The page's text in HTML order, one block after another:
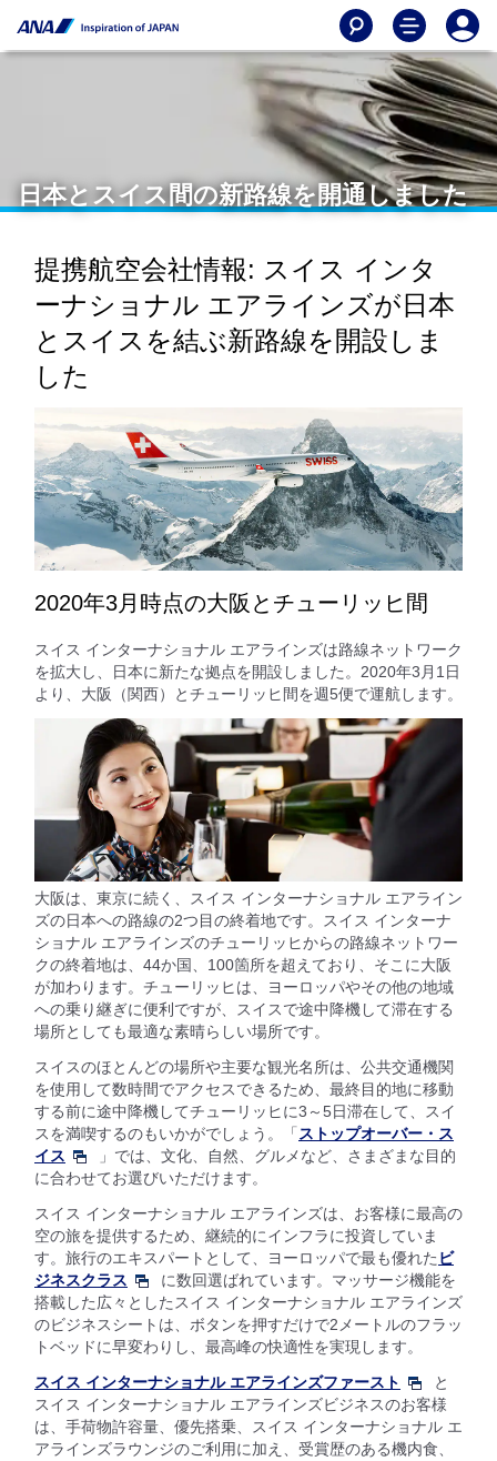
日本とスイス間の新路線を開通しました
提携航空会社情報: スイス インタ
ーナショナル エアラインズが日本
とスイスを結ぶ新路線を開設しま
した
2020年3月時点の大阪とチューリッヒ間
スイス インターナショナル エアラインズは路線ネットワーク
を拡大し、日本に新たな拠点を開設しました。2020年3月1日
より、大阪（関西）とチューリッヒ間を週5便で運航します。
大阪は、東京に続く、スイス インターナショナル エアライン
ズの日本への路線の2つ目の終着地です。スイス インターナ
ショナル エアラインズのチューリッヒからの路線ネットワー
クの終着地は、44か国、100箇所を超えており、そこに大阪
が加わります。チューリッヒは、ヨーロッパやその他の地域
への乗り継ぎに便利ですが、スイスで途中降機して滞在する
場所としても最適な素晴らしい場所です。
スイスのほとんどの場所や主要な観光名所は、公共交通機関
を使用して数時間でアクセスできるため、最終目的地に移動
する前に途中降機してチューリッヒに3～5日滞在して、スイ
スを満喫するのもいかがでしょう。「 ストップオーバー・ス
イス
」では、文化、自然、グルメなど、さまざまな目的
に合わせてお選びいただけます。
スイス インターナショナル エアラインズは、お客様に最高の
空の旅を提供するため、継続的にインフラに投資していま
す。旅行のエキスパートとして、ヨーロッパで最も優れた ビ
ジネスクラス
に数回選ばれています。マッサージ機能を
搭載した広々としたスイス インターナショナル エアラインズ
のビジネスシートは、ボタンを押すだけで2メートルのフラッ
トベッドに早変わりし、最高峰の快適性を実現します。
スイス インターナショナル エアラインズファースト
と
スイス インターナショナル エアラインズビジネスのお客様
は、手荷物許容量、優先搭乗、スイス インターナショナル エ
アラインズラウンジのご利用に加え、受賞歴のある機内食、